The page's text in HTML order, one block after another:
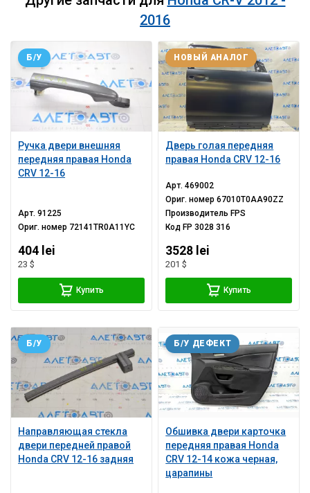
2016
Ручка двери внешняя
передняя правая Honda
CRV 12-16
Б/У
Арт.91225
Ориг. номер 72141TR0A11YC
404 lei
23 $
Купить
Дверь голая передняя
правая Honda CRV 12-16
НОВЫЙ АНАЛОГ
Арт.469002
Ориг. номер67010T0AA90ZZ
ПроизводительFPS
КодFP 3028 316
3528 lei
201 $
Купить
Направляющая стекла
двери передней правой
Honda CRV 12-16 задняя
Б/У
Обшивка двери карточка
передняя правая Honda
CRV 12-14 кожа черная,
царапины
Б/У ДЕФЕКТ